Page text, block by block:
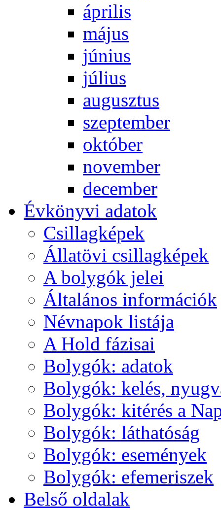
áp­ri­lis
má­jus
jú­ni­us
jú­li­us
au­gusz­tus
szep­tem­ber
ok­tó­ber
no­vem­ber
de­cem­ber
Év­köny­vi ada­tok
Csil­lag­ké­pek
Ál­lat­övi csil­lag­ké­pek
A boly­gók je­lei
Ál­ta­lá­nos in­for­má­ci­ók
Név­na­pok lis­tá­ja
A Hold fá­zi­sai
Boly­gók: ada­tok
Boly­gók: ke­lés,
Boly­gók: ki­té­rés a
Boly­gók: lát­ha­tó­ság
Boly­gók: ese­mé­nyek
Boly­gók: efe­me­ri­szek
Bel­ső ol­da­lak